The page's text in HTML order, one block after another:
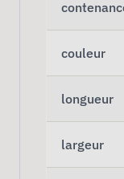
couleur
longueur
largeur